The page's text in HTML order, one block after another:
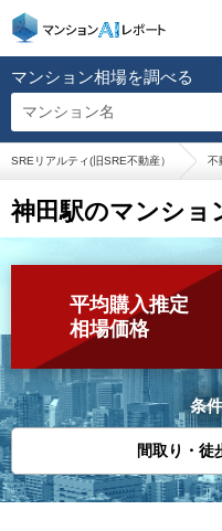
マンション相場を調べる
マンション名
SREリアルティ(旧SRE不動産） 不
神田駅のマンショ
平均購入推定
相場価格
条
間取り・徒